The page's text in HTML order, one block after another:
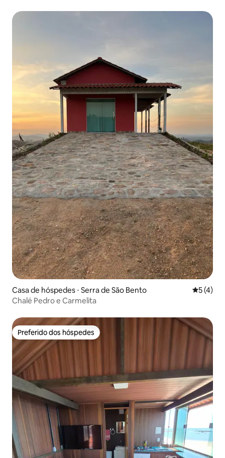
Casa de hóspedes ⋅ Serra de São Bento 5 de
5 (4)
Chalé Pedro e Carmelita
Preferido dos hóspedes
Preferido dos hóspedes